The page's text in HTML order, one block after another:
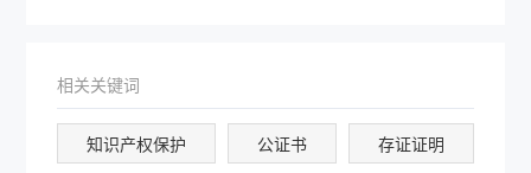
相关关键词
知识产权保护 公证书 存证证明